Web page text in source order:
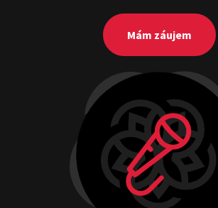
Mám záujem